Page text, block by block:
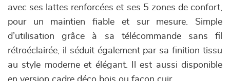
avec ses lattes renforcées et ses 5 zones de confort,
pour un maintien fiable et sur mesure. Simple
d’utilisation grâce à sa télécommande sans fil
rétroéclairée, il séduit également par sa finition tissu
au style moderne et élégant. Il est aussi disponible